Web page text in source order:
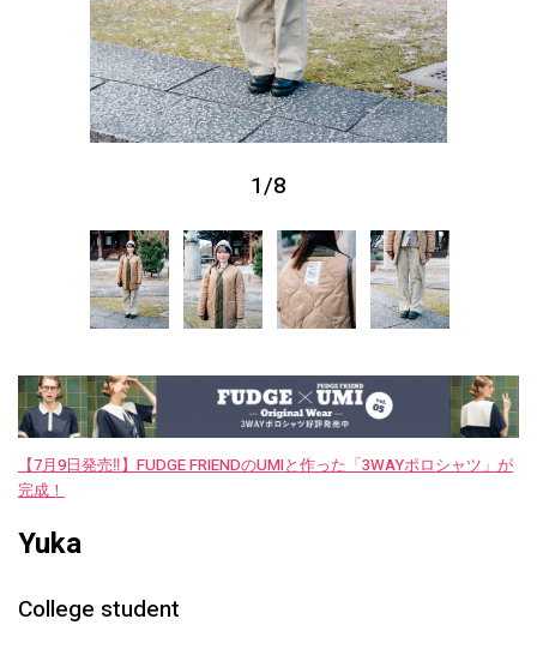
1/8
【7月9日発売‼︎】FUDGE FRIENDのUMIと作った「3WAYポロシャツ」が
完成！
Yuka
College student